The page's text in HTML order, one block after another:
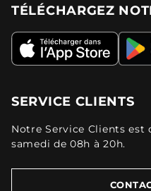
TÉLÉCHARGEZ
SERVICE CLIENTS
Notre Service Clients est
samedi de 08h à 20h.